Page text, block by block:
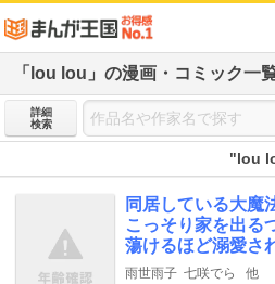
「lou lou」の漫画・コミック一
詳細
検索
"lou
同居している大魔
こっそり家を出る
蕩けるほど溺愛さ
雨世雨子 七咲でら 他